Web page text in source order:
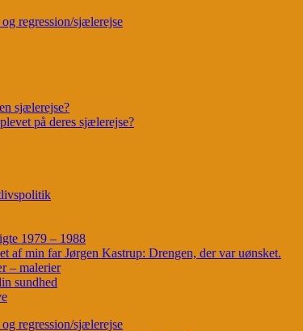
sjælerejse?
på deres sjælerejse?
1979 – 1988
af min far Jørgen Kastrup: Drengen, der var uønsket.
– malerier
sundhed